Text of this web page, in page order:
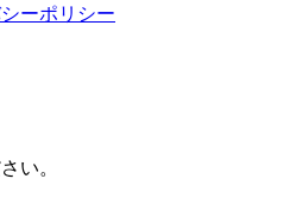
ーポリシー
い。